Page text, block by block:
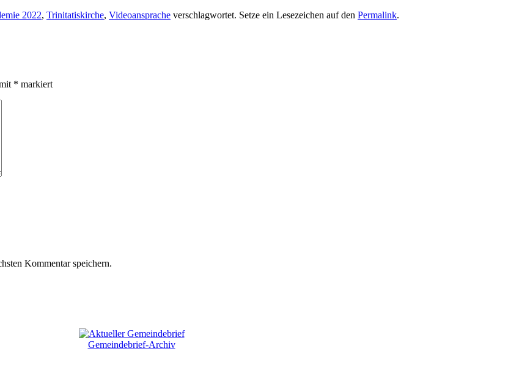
2022, Trinitatiskirche, Videoansprache verschlagwortet. Setze ein Lesezeichen auf den Permalink.
* markiert
Kommentar speichern.
Gemeindebrief-Archiv